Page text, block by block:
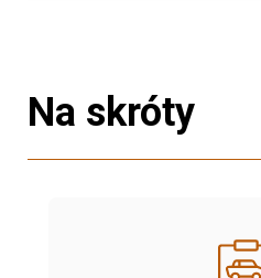
Na skróty